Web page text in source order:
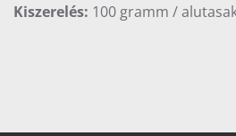
Kiszerelés: 100 gramm /